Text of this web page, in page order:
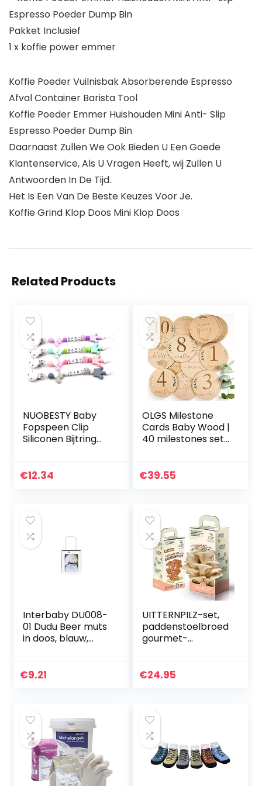
Espresso Poeder Dump Bin
Pakket Inclusief
1 x koffie power emmer
Koffie Poeder Vuilnisbak Absorberende Espresso
Afval Container Barista Tool
Koffie Poeder Emmer Huishouden Mini Anti- Slip
Espresso Poeder Dump Bin
Daarnaast Zullen We Ook Bieden U Een Goede
Klantenservice, Als U Vragen Heeft, wij Zullen U
Antwoorden In De Tijd.
Het Is Een Van De Beste Keuzes Voor Je.
Koffie Grind Klop Doos Mini Klop Doos
Related Products
NUOBESTY Baby
Fopspeen Clip
Siliconen Bijtring
Speelgoed Voor
€12.34
OLGS Milestone
Cards Baby Wood |
40 milestones set
Wood Discs Card,
€39.55
Interbaby DU008-
01 Dudu Beer muts
in doos, blauw,
€9.21
UITTERNPILZ-set,
paddenstoelbroed
gourmet-
dagen top-
€24.95